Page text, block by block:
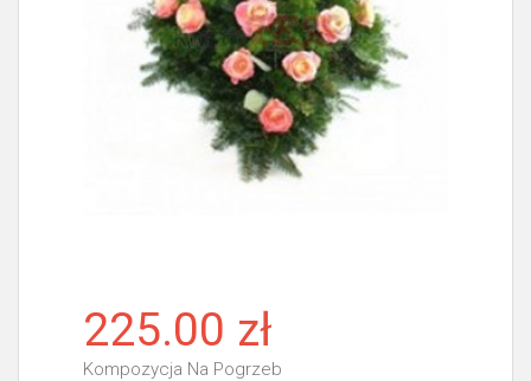
225.00 zł
Kompozycja Na Pogrzeb